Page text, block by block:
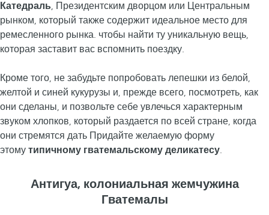
Катедраль, Президентским дворцом или Центральным
рынком, который также содержит идеальное место для
ремесленного рынка. чтобы найти ту уникальную вещь,
которая заставит вас вспомнить поездку.
Кроме того, не забудьте попробовать лепешки из белой,
желтой и синей кукурузы и, прежде всего, посмотреть, как
они сделаны, и позвольте себе увлечься характерным
звуком хлопков, который раздается по всей стране, когда
они стремятся дать Придайте желаемую форму
этому типичному гватемальскому деликатесу.
Антигуа, колониальная жемчужина
Гватемалы